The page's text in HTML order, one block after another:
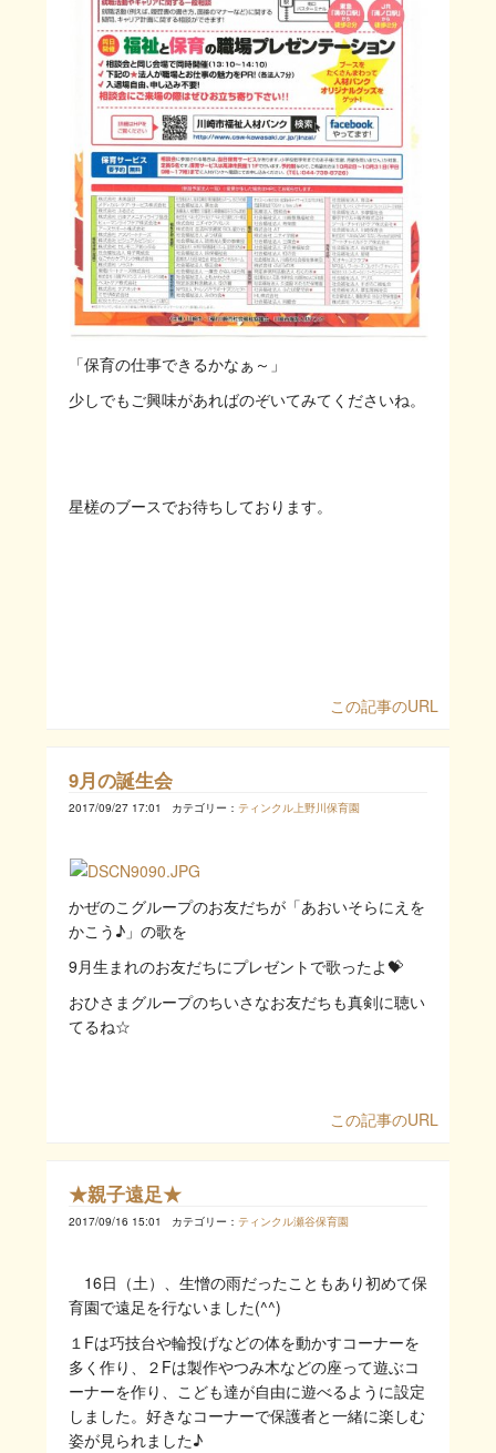
「保育の仕事できるかなぁ～」
少しでもご興味があればのぞいてみてくださいね。
星槎のブースでお待ちしております。
この記事のURL
9月の誕生会
2017/09/27 17:01 カテゴリー： ティンクル上野川保育園
かぜのこグループのお友だちが「あおいそらにえを
かこう♪」の歌を
9月生まれのお友だちにプレゼントで歌ったよ💝
おひさまグループのちいさなお友だちも真剣に聴い
てるね☆
この記事のURL
★親子遠足★
2017/09/16 15:01 カテゴリー： ティンクル瀬谷保育園
16日（土）、生憎の雨だったこともあり初めて保
育園で遠足を行ないました(^^)
１Fは巧技台や輪投げなどの体を動かすコーナーを
多く作り、２Fは製作やつみ木などの座って遊ぶコ
ーナーを作り、こども達が自由に遊べるように設定
しました。好きなコーナーで保護者と一緒に楽しむ
姿が見られました♪